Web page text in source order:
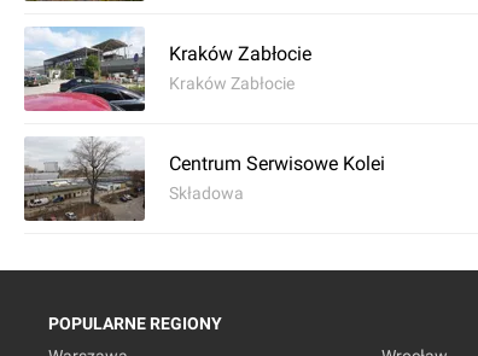
Kraków Zabłocie
Kraków Zabłocie
Centrum Serwisowe Kolei
Składowa
POPULARNE REGIONY